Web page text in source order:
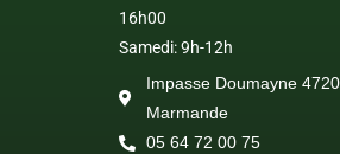
16h00
Samedi: 9h-12h
Impasse Doumayne
Marmande
05 64 72 00 75